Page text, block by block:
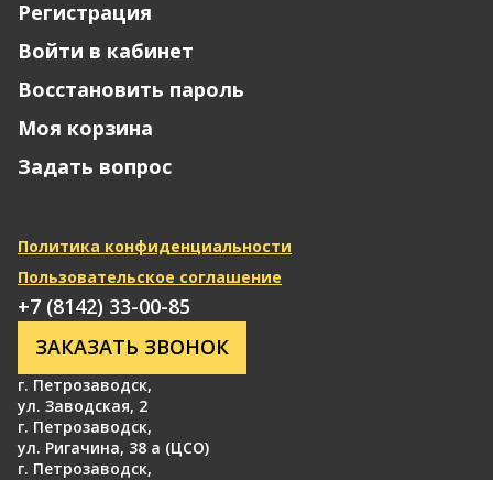
Регистрация
Войти в кабинет
Восстановить пароль
Моя корзина
Задать вопрос
Политика конфиденциальности
Пользовательское соглашение
г. Петрозаводск,
ул. Заводская, 2
г. Петрозаводск,
ул. Ригачина, 38 а (ЦСО)
г. Петрозаводск,
+7 (8142) 33-00-85
ЗАКАЗАТЬ ЗВОНОК